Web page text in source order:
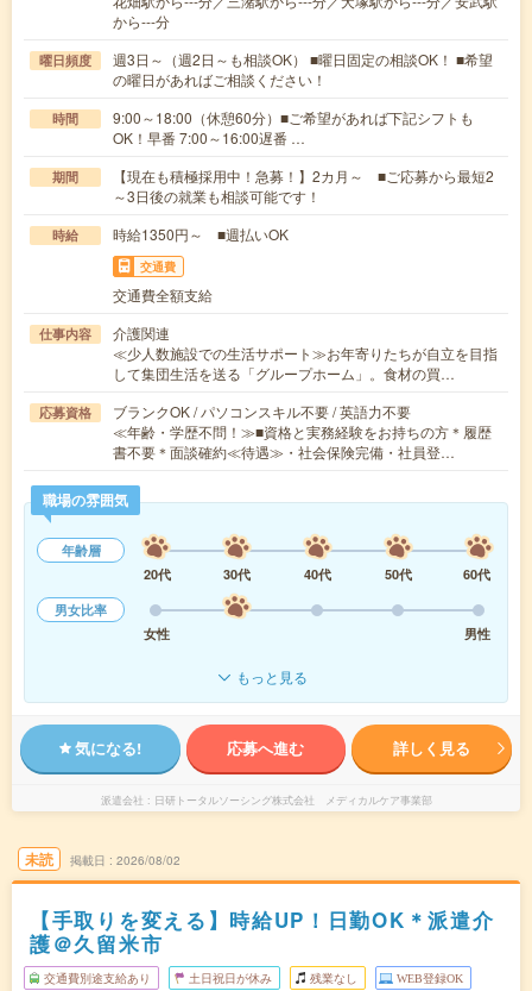
から---分
曜日頻度
週3日～（週2日～も相談OK） ■曜日固定の相談OK！ ■希望
の曜日があればご相談ください！
時間
9:00～18:00（休憩60分）■ご希望があれば下記シフトも
OK！早番 7:00～16:00遅番 …
期間
【現在も積極採用中！急募！】2カ月～ ■ご応募から最短2
～3日後の就業も相談可能です！
時給 時給1350円～ ■週払いOK
交通費
交通費全額支給
仕事内容
介護関連
≪少人数施設での生活サポート≫お年寄りたちが自立を目指
して集団生活を送る「グループホーム」。食材の買…
応募資格
ブランクOK / パソコンスキル不要 / 英語力不要
≪年齢・学歴不問！≫■資格と実務経験をお持ちの方＊履歴
書不要＊面談確約≪待遇≫・社会保険完備・社員登…
職場の雰囲気
年齢層
20代
30代 40代 50代
60代
男女比率
女性
男性
もっと見る
気になる! 応募へ進む 詳しく見る
派遣会社 日研トータルソーシング株式会社 メディカルケア事業部
未読 掲載日 2026/08/02
【手取りを変える】時給UP！日勤OK＊派遣介
護＠久留米市
交通費別途支給あり 土日祝日が休み 残業なし WEB登録OK